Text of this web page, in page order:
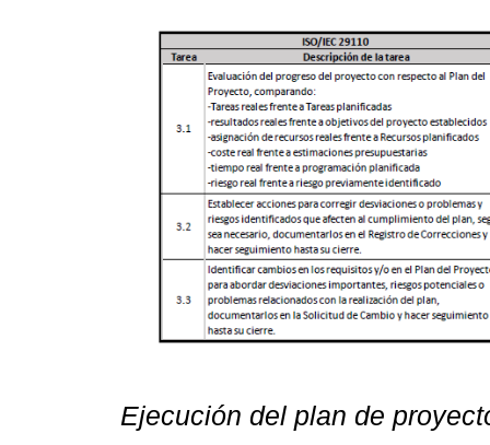
Ejecución del plan de